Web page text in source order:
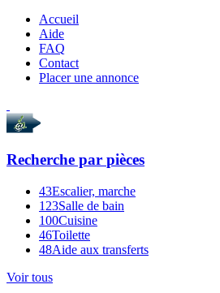
Accueil
Aide
FAQ
Contact
Placer une annonce
Recherche par pièces
43Escalier, marche
123Salle de bain
100Cuisine
46Toilette
48Aide aux transferts
Voir tous